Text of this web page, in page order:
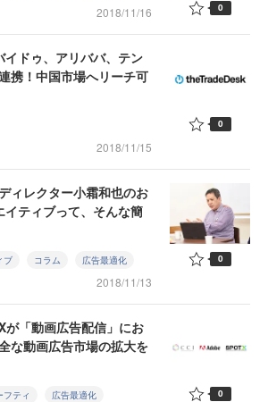
2018/11/16 0
ドゥ、アリババ、テン
携！中国市場へリーチ可
2018/11/15
0
ィレクター小霜和也のお
ティブって、そんな簡
ブ コラム 広告最適化
2018/11/13
0
「動画広告配信」にお
な動画広告市場の拡大を
フティ 広告最適化 0